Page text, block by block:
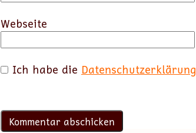
Webseite
Ich habe die Datenschutzerklärung